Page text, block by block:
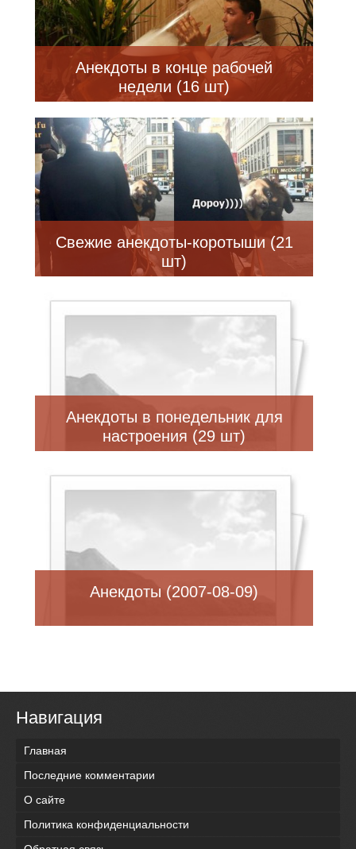
Анекдоты в конце рабочей
недели (16 шт)
Свежие анекдоты-коротыши (21
шт)
Анекдоты в понедельник для
настроения (29 шт)
Анекдоты (2007-08-09)
Навигация
Главная
Последние комментарии
О сайте
Политика конфиденциальности